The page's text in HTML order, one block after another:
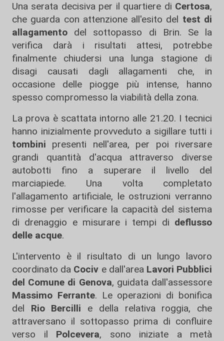
Una serata decisiva per il quartiere di Certosa,
che guarda con attenzione all'esito del test di
allagamento del sottopasso di Brin. Se la
verifica darà i risultati attesi, potrebbe
finalmente chiudersi una lunga stagione di
disagi causati dagli allagamenti che, in
occasione delle piogge più intense, hanno
spesso compromesso la viabilità della zona.
La prova è scattata intorno alle 21.20. I tecnici
hanno inizialmente provveduto a sigillare tutti i
tombini presenti nell'area, per poi riversare
grandi quantità d'acqua attraverso diverse
autobotti fino a superare il livello del
marciapiede. Una volta completato
l'allagamento artificiale, le ostruzioni verranno
rimosse per verificare la capacità del sistema
di drenaggio e misurare i tempi di deflusso
delle acque.
L'intervento è il risultato di un lungo lavoro
coordinato da Cociv e dall'area Lavori Pubblici
del Comune di Genova, guidata dall'assessore
Massimo Ferrante. Le operazioni di bonifica
del Rio Bercilli e della relativa roggia, che
attraversano il sottopasso prima di confluire
verso il Polcevera, sono iniziate a metà